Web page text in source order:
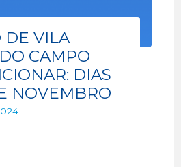
DE VILA
CAMPO
DIAS
NOVEMBRO